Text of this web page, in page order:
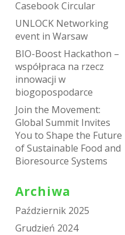
Casebook Circular
UNLOCK Networking
event in Warsaw
BIO-Boost Hackathon –
współpraca na rzecz
innowacji w
biogopospodarce
Join the Movement:
Global Summit Invites
You to Shape the Future
of Sustainable Food and
Bioresource Systems
Archiwa
Październik 2025
Grudzień 2024